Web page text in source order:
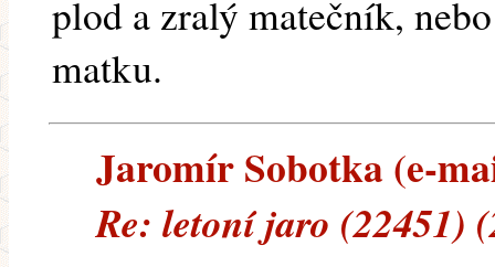
plod a zralý matečník,
matku.
Jaromír Sobotka (e-
Re: letoní jaro (22451)